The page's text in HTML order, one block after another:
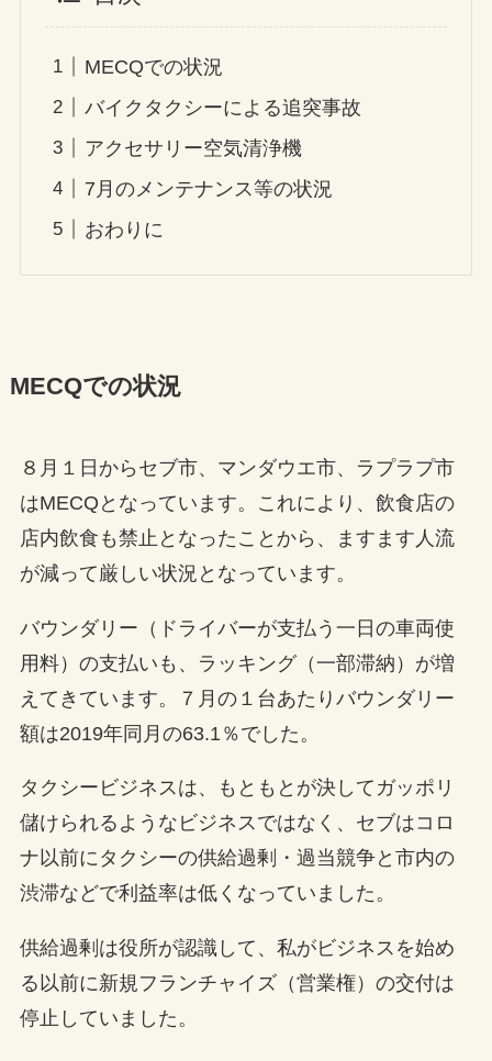
MECQでの状況
バイクタクシーによる追突事故
アクセサリー空気清浄機
7月のメンテナンス等の状況
おわりに
MECQでの状況
８月１日からセブ市、マンダウエ市、ラプラプ市
はMECQとなっています。これにより、飲食店の
店内飲食も禁止となったことから、ますます人流
が減って厳しい状況となっています。
バウンダリー（ドライバーが支払う一日の車両使
用料）の支払いも、ラッキング（一部滞納）が増
えてきています。７月の１台あたりバウンダリー
額は2019年同月の63.1％でした。
タクシービジネスは、もともとが決してガッポリ
儲けられるようなビジネスではなく、セブはコロ
ナ以前にタクシーの供給過剰・過当競争と市内の
渋滞などで利益率は低くなっていました。
供給過剰は役所が認識して、私がビジネスを始め
る以前に新規フランチャイズ（営業権）の交付は
停止していました。